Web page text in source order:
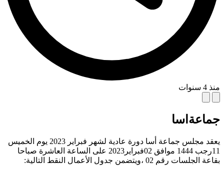
منذ 4 سنوات
جماعةاسا
يعقد مجلس جماعة أسا دورة عادية لشهر فبراير 2023 يوم الخميس
11رجب 1444 موافق 02فبراير2023 على الساعة العاشرة صباحا
بقاعة الجلسات رقم 02 ،ويتضمن جدول الأعمال النقط التالية: